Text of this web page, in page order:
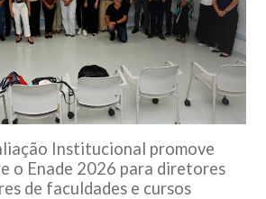
Institucional promove
o Enade 2026 para diretores
de faculdades e cursos